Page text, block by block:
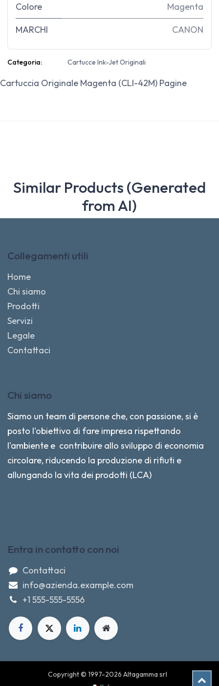
Colore Magenta
MARCHI CANON
Categoria: Cartucce Ink-Jet Originali
Cartuccia Originale Magenta (CLI-42M) Pagine
Similar Products (Generated
from AI)
Collegamenti utili
Home
Chi siamo
Prodotti
Servizi
Legale
Contattaci
Chi siamo
Siamo un team di persone che, con passione, si è
posto l'obiettivo di fare impresa rispettando
l'ambiente e contribuire allo sviluppo di economia
circolare, riducendo la produzione di rifiuti e
allungando la vita dei prodotti (LCA)
Entra in contatto con noi
Contattaci
info@azienda.example.com
+1 555-555-5556
Copyright © 1997-2026 Altagamma srl